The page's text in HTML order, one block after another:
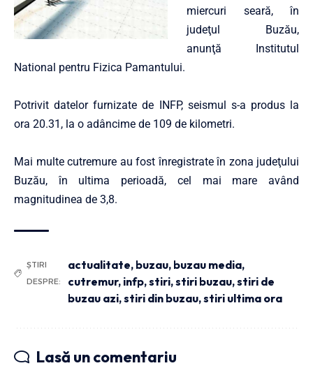
miercuri seară, în
judeţul Buzău,
anunţă Institutul
National pentru Fizica Pamantului.
Potrivit datelor furnizate de INFP, seismul s-a produs la
ora 20.31, la o adâncime de 109 de kilometri.
Mai multe cutremure au fost înregistrate în zona judeţului
Buzău, în ultima perioadă, cel mai mare având
magnitudinea de 3,8.
ȘTIRI
DESPRE:
actualitate, buzau, buzau media,
cutremur, infp,stiri,stiri buzau,stiri de
buzau azi,stiri din buzau,stiri ultima ora
Lasă un comentariu